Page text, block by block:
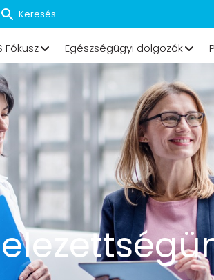
Fókusz Egészségügyi dolgozók